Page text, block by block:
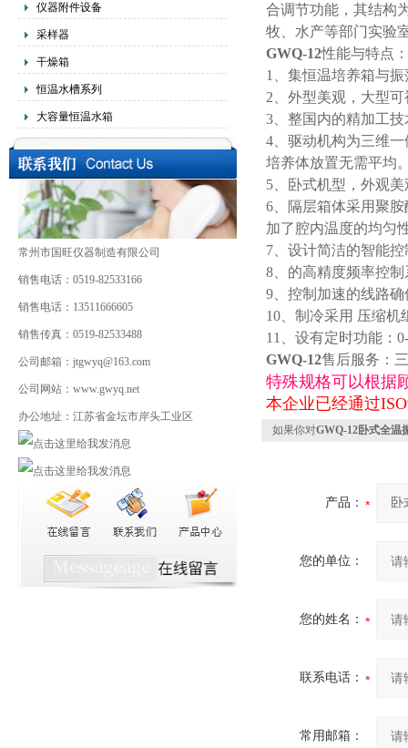
仪器附件设备
采样器
干燥箱
恒温水槽系列
大容量恒温水箱
常州市国旺仪器制造有限公司
销售电话：0519-82533166
销售电话：13511666605
销售传真：0519-82533488
公司邮箱：jtgwyq@163.com
公司网站：www.gwyq.net
办公地址：江苏省金坛市岸头工业区
合调节功能，其结构
牧、水产等部门实验
GWQ-12性能与特点：
1、集恒温培养箱与
2、外型美观，大型
3、整国内的精加工
4、驱动机构为三维
培养体放置无需平均
5、卧式机型，外观
6、隔层箱体采用聚
加了腔内温度的均匀
7、设计简洁的智能
8、的高精度频率控
9、控制加速的线路
10、制冷采用 压缩机
11、设有定时功能：
GWQ-12售后服务：
特殊规格可以根据
本企业已经通过
如果你对GWQ-12卧式全温
产品：
您的单位：
您的姓名：
联系电话：
常用邮箱：